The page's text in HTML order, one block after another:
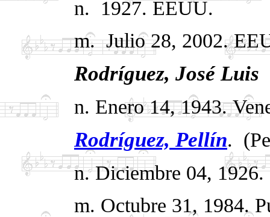
n. 1927.EEUU.
m. Julio 28, 2002.
Rodríguez, José Luis
n. Enero 14, 1943.
Rodríguez, Pellín.
n. Diciembre 04,
m. Octubre 31, 1984.